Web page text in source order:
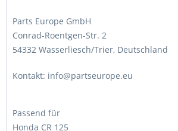
Parts Europe GmbH
Conrad-Roentgen-Str. 2
54332 Wasserliesch/Trier, Deutschland
Kontakt: info@partseurope.eu
Passend für
Honda CR 125